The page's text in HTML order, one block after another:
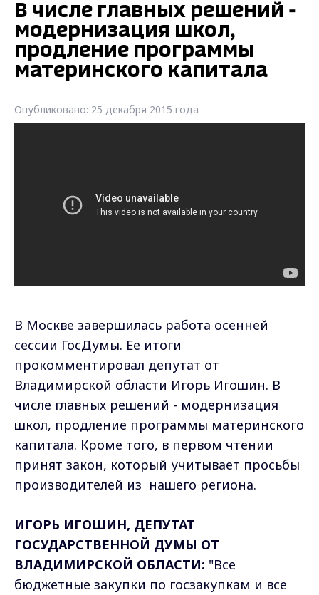
В числе главных решений -
модернизация школ,
продление программы
материнского капитала
Опубликовано: 25 декабря 2015 года
В Москве завершилась работа осенней
сессии ГосДумы. Ее итоги
прокомментировал депутат от
Владимирской области Игорь Игошин. В
числе главных решений - модернизация
школ, продление программы материнского
капитала. Кроме того, в первом чтении
принят закон, который учитывает просьбы
производителей из нашего региона.
ИГОРЬ ИГОШИН, ДЕПУТАТ
ГОСУДАРСТВЕННОЙ ДУМЫ ОТ
ВЛАДИМИРСКОЙ ОБЛАСТИ: "Все
бюджетные закупки по госзакупкам и все